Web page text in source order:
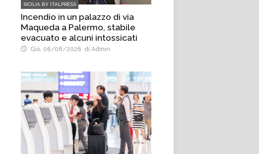
SICILIA BY ITALPRESS
Incendio in un palazzo di via
Maqueda a Palermo, stabile
evacuato e alcuni intossicati
Gio, 06/08/2026 di Admin